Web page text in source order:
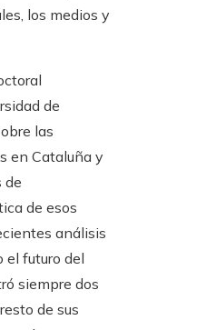
los medios y
de
las
en Cataluña y
de
de esos
análisis
el futuro del
siempre dos
de sus